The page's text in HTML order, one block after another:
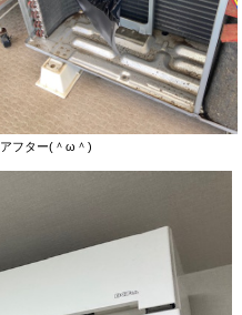
アフター(＾ω＾)